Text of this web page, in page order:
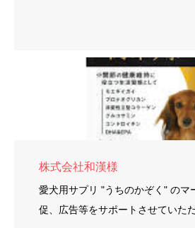
株式会社和漢様
愛犬用サプリ "うちのかぞく" のマ
促、広告等をサポートさせていた